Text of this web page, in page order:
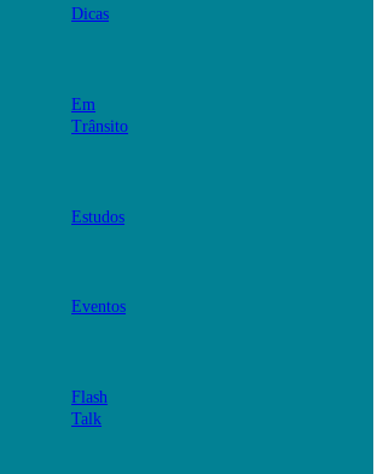
Dicas
Em
Trânsito
Estudos
Eventos
Flash
Talk